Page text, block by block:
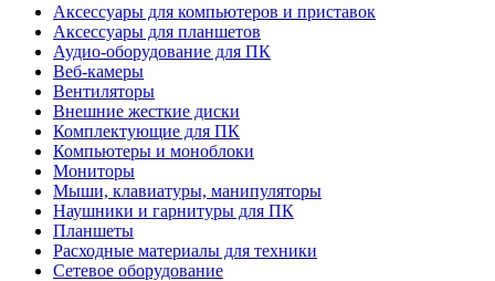
Аксессуары для компьютеров и приставок
Аксессуары для планшетов
Аудио-оборудование для ПК
Веб-камеры
Вентиляторы
Внешние жесткие диски
Комплектующие для ПК
Компьютеры и моноблоки
Мониторы
Мыши, клавиатуры, манипуляторы
Наушники и гарнитуры для ПК
Планшеты
Расходные материалы для техники
Сетевое оборудование